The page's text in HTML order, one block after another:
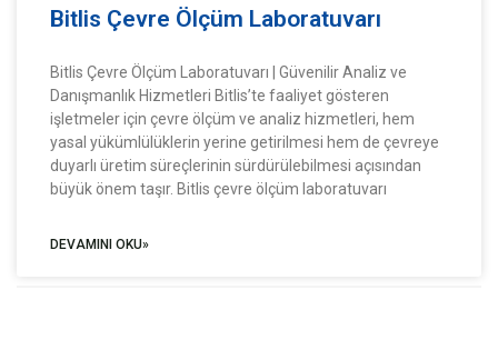
Bitlis Çevre Ölçüm Laboratuvarı
Bitlis Çevre Ölçüm Laboratuvarı | Güvenilir Analiz ve
Danışmanlık Hizmetleri Bitlis’te faaliyet gösteren
işletmeler için çevre ölçüm ve analiz hizmetleri, hem
yasal yükümlülüklerin yerine getirilmesi hem de çevreye
duyarlı üretim süreçlerinin sürdürülebilmesi açısından
büyük önem taşır. Bitlis çevre ölçüm laboratuvarı
DEVAMINI OKU»